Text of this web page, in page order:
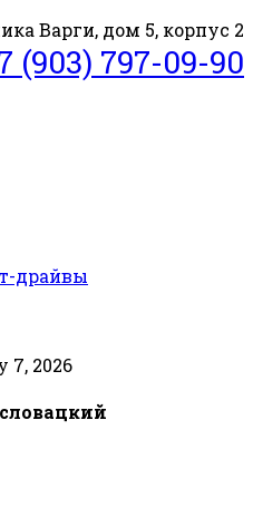
Варги, дом 5, корпус 2
(903) 797-09-90
драйвы
7, 2026